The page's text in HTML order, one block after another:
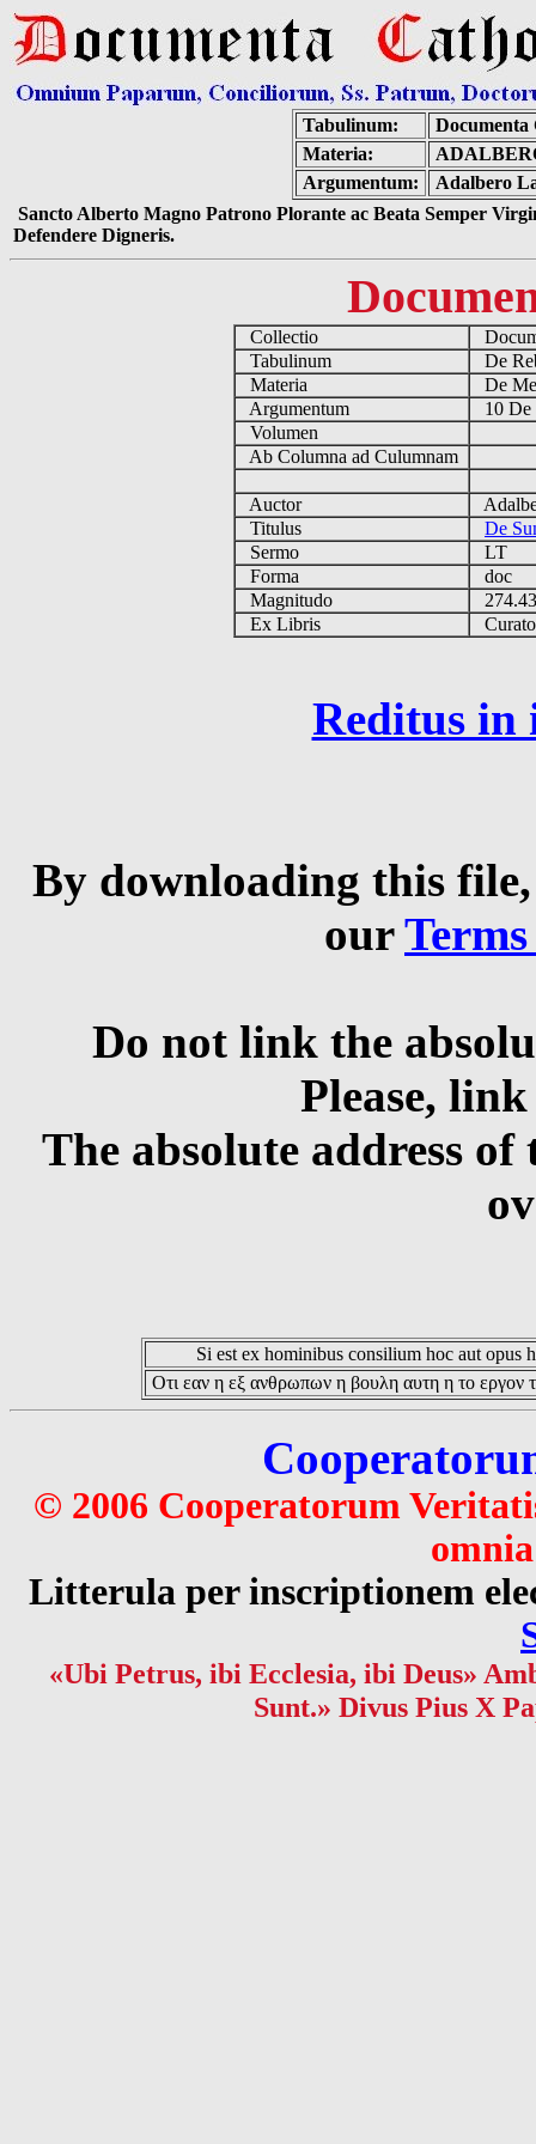
Tabulinum:
Documenta
Materia:
Argumentum:
Adalbero
Sancto Alberto Magno Patrono Plorante ac Beata Semper
Defendere Digneris.
Collectio
Tabulinum
De
Materia
De
Argumentum
10 De
Volumen
Ab Columna ad Culumnam
Auctor
Titulus
De
Sermo
LT
Forma
doc
Magnitudo
Ex Libris
Reditus in
By downloading this
our
Do not link the
Please,
The absolute address
Si est ex hominibus consilium hoc aut opus
Οτι εαν η εξ ανθρωπων η βουλη αυτη η το εργον
© 2006 Cooperatorum
Litterula per inscriptionem
«Ubi Petrus, ibi Ecclesia, ibi Deus»
Sunt.» Divus Pius X